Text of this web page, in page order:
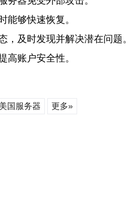
能够快速恢复。
及时发现并解决潜在问题。
高账户安全性。
国服务器 更多»